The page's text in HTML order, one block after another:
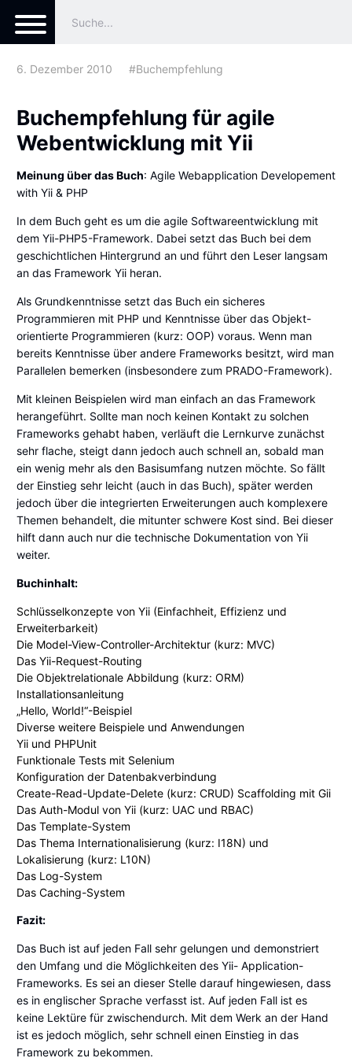
6. Dezember 2010 #Buchempfehlung
Buchempfehlung für agile
Webentwicklung mit Yii
Meinung über das Buch: Agile Webapplication Developement
with Yii & PHP
In dem Buch geht es um die agile Softwareentwicklung mit
dem Yii-PHP5-Framework. Dabei setzt das Buch bei dem
geschichtlichen Hintergrund an und führt den Leser langsam
an das Framework Yii heran.
Als Grundkenntnisse setzt das Buch ein sicheres
Programmieren mit PHP und Kenntnisse über das Objekt-
orientierte Programmieren (kurz: OOP) voraus. Wenn man
bereits Kenntnisse über andere Frameworks besitzt, wird man
Parallelen bemerken (insbesondere zum PRADO-Framework).
Mit kleinen Beispielen wird man einfach an das Framework
herangeführt. Sollte man noch keinen Kontakt zu solchen
Frameworks gehabt haben, verläuft die Lernkurve zunächst
sehr flache, steigt dann jedoch auch schnell an, sobald man
ein wenig mehr als den Basisumfang nutzen möchte. So fällt
der Einstieg sehr leicht (auch in das Buch), später werden
jedoch über die integrierten Erweiterungen auch komplexere
Themen behandelt, die mitunter schwere Kost sind. Bei dieser
hilft dann auch nur die technische Dokumentation von Yii
weiter.
Buchinhalt:
Schlüsselkonzepte von Yii (Einfachheit, Effizienz und
Erweiterbarkeit)
Die Model-View-Controller-Architektur (kurz: MVC)
Das Yii-Request-Routing
Die Objektrelationale Abbildung (kurz: ORM)
Installationsanleitung
„Hello, World!“-Beispiel
Diverse weitere Beispiele und Anwendungen
Yii und PHPUnit
Funktionale Tests mit Selenium
Konfiguration der Datenbakverbindung
Create-Read-Update-Delete (kurz: CRUD) Scaffolding mit Gii
Das Auth-Modul von Yii (kurz: UAC und RBAC)
Das Template-System
Das Thema Internationalisierung (kurz: I18N) und
Lokalisierung (kurz: L10N)
Das Log-System
Das Caching-System
Fazit:
Das Buch ist auf jeden Fall sehr gelungen und demonstriert
den Umfang und die Möglichkeiten des Yii- Application-
Frameworks. Es sei an dieser Stelle darauf hingewiesen, dass
es in englischer Sprache verfasst ist. Auf jeden Fall ist es
keine Lektüre für zwischendurch. Mit dem Werk an der Hand
ist es jedoch möglich, sehr schnell einen Einstieg in das
Framework zu bekommen.